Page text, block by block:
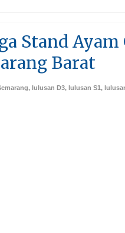
Stand Ayam
Barat
, lulusan D3, lulusan S1,